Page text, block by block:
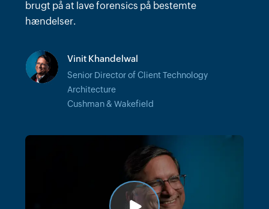
brugt på at lave forensics på bestemte
hændelser.
Vinit Khandelwal
Senior Director of Client Technology
Architecture
Cushman & Wakefield
indtrængerlåsninger og andre forskellige
målepunkter i forhold til brugsregistrering.
James McMillan
Chief Technology Officer
Redinet